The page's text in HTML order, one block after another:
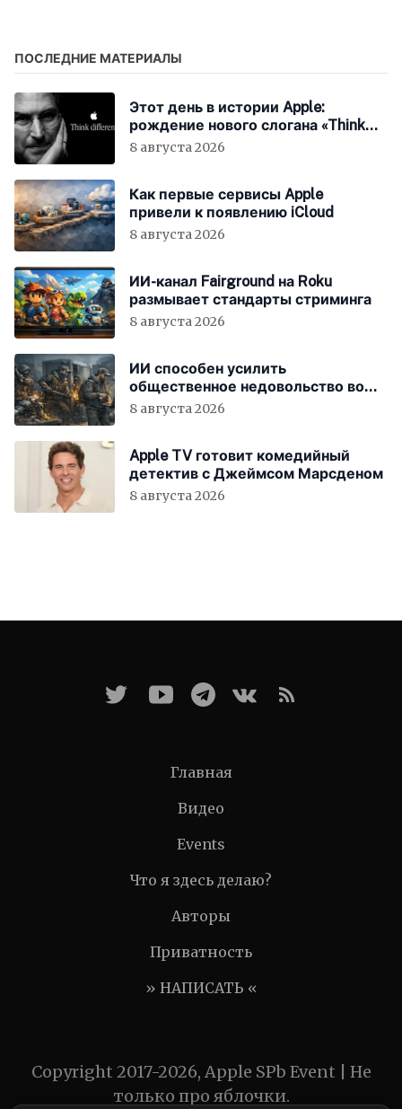
ПОСЛЕДНИЕ МАТЕРИАЛЫ
Этот день в истории Apple:
рождение нового слогана «Think
Different»
8 августа 2026
Как первые сервисы Apple
привели к появлению iCloud
8 августа 2026
ИИ-канал Fairground на Roku
размывает стандарты стриминга
8 августа 2026
ИИ способен усилить
общественное недовольство во
всём мире
8 августа 2026
Apple TV готовит комедийный
детектив с Джеймсом Марсденом
8 августа 2026
Главная
Видео
Events
Что я здесь делаю?
Авторы
Приватность
» НАПИСАТЬ «
Copyright 2017-2026, Apple SPb Event | Не
только про яблочки.